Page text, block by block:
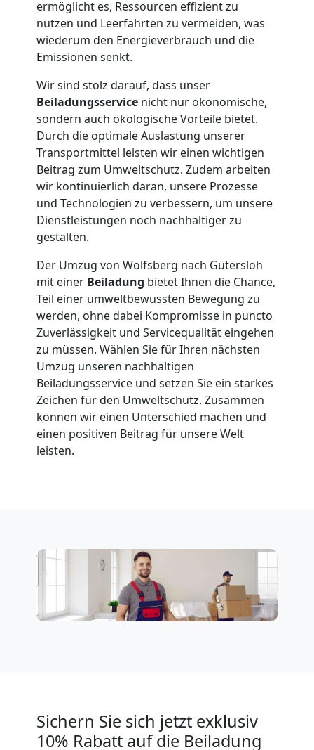
ermöglicht es, Ressourcen effizient zu
nutzen und Leerfahrten zu vermeiden, was
wiederum den Energieverbrauch und die
Emissionen senkt.
Wir sind stolz darauf, dass unser
Beiladungsservice nicht nur ökonomische,
sondern auch ökologische Vorteile bietet.
Durch die optimale Auslastung unserer
Transportmittel leisten wir einen wichtigen
Beitrag zum Umweltschutz. Zudem arbeiten
wir kontinuierlich daran, unsere Prozesse
und Technologien zu verbessern, um unsere
Dienstleistungen noch nachhaltiger zu
gestalten.
Der Umzug von Wolfsberg nach Gütersloh
mit einer Beiladung bietet Ihnen die Chance,
Teil einer umweltbewussten Bewegung zu
werden, ohne dabei Kompromisse in puncto
Zuverlässigkeit und Servicequalität eingehen
zu müssen. Wählen Sie für Ihren nächsten
Umzug unseren nachhaltigen
Beiladungsservice und setzen Sie ein starkes
Zeichen für den Umweltschutz. Zusammen
können wir einen Unterschied machen und
einen positiven Beitrag für unsere Welt
leisten.
Sichern Sie sich jetzt exklusiv
10% Rabatt auf die Beiladung
Umzug
für
Senioren
Wolfsberg
Fernumzug
Wolfsberg
Firmenumzug
Wolfsberg
Büroumzug
Wolfsberg
Tragehilfe
Wolfsberg
Umzug